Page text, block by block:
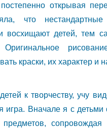
открывая
что
и восхищают детей, тем
краски, их характер и
к творчеству, учу
игра. Вначале я с
сопровождая